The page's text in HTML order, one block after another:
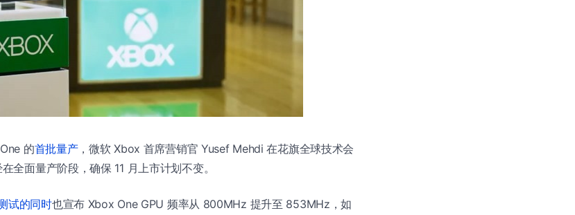
的首批量产，微软 Xbox 首席营销官 Yusef Mehdi 在花旗全球技术会
全面量产阶段，确保 11 月上市计划不变。
试的同时也宣布 Xbox One GPU 频率从 800MHz 提升至 853MHz，如